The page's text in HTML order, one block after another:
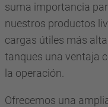
suma importancia
nuestros productos
cargas útiles más
tanques una ventaja
la operación.
Ofrecemos una